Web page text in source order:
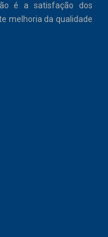
é a satisfação dos
melhoria da qualidade